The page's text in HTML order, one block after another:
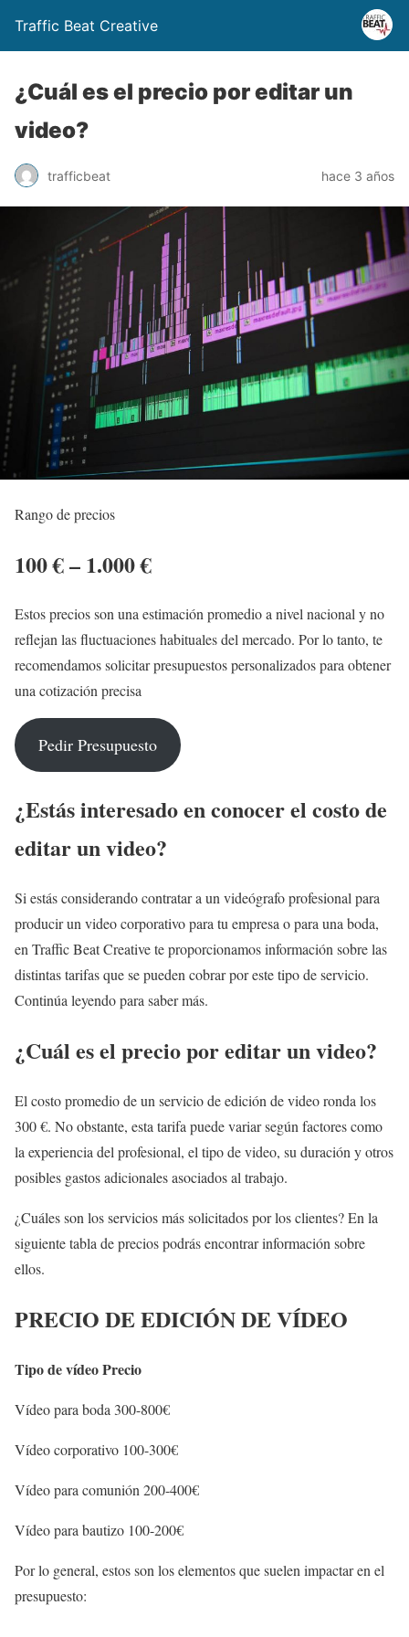
Traffic Beat Creative
¿Cuál es el precio por editar un
video?
trafficbeat hace 3 años
Rango de precios
100 € – 1.000 €
Estos precios son una estimación promedio a nivel nacional y no
reflejan las fluctuaciones habituales del mercado. Por lo tanto, te
recomendamos solicitar presupuestos personalizados para obtener
una cotización precisa
Pedir Presupuesto
¿Estás interesado en conocer el costo de
editar un video?
Si estás considerando contratar a un videógrafo profesional para
producir un video corporativo para tu empresa o para una boda,
en Traffic Beat Creative te proporcionamos información sobre las
distintas tarifas que se pueden cobrar por este tipo de servicio.
Continúa leyendo para saber más.
¿Cuál es el precio por editar un video?
El costo promedio de un servicio de edición de video ronda los
300 €. No obstante, esta tarifa puede variar según factores como
la experiencia del profesional, el tipo de video, su duración y otros
posibles gastos adicionales asociados al trabajo.
¿Cuáles son los servicios más solicitados por los clientes? En la
siguiente tabla de precios podrás encontrar información sobre
ellos.
PRECIO DE EDICIÓN DE VÍDEO
Tipo de vídeoPrecio
Vídeo para boda 300-800€
Vídeo corporativo 100-300€
Vídeo para comunión 200-400€
Vídeo para bautizo 100-200€
Por lo general, estos son los elementos que suelen impactar en el
presupuesto: